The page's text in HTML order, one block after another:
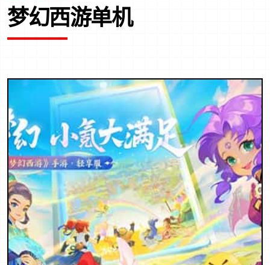
梦幻西游单机